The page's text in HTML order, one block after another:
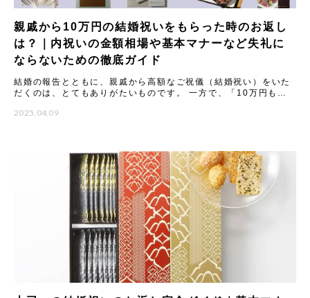
親戚から10万円の結婚祝いをもらった時のお返し
は？｜内祝いの金額相場や基本マナーなど失礼に
ならないための徹底ガイド
結婚の報告とともに、親戚から高額なご祝儀（結婚祝い）をいた
だくのは、とてもありがたいものです。 一方で、「10万円もの
にな
2025.04.09